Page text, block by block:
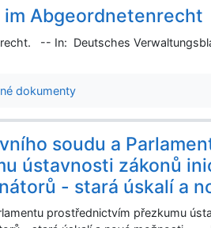
im Abgeordnetenrecht
-- In: Deutsches
dokumenty
soudu a
ústavnosti zákonů
- stará úskalí a
prostřednictvím přezkumu